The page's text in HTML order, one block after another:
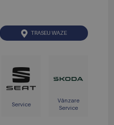
TRASEU WAZE
Service
Vânzare
Service